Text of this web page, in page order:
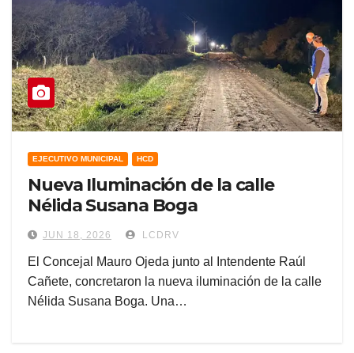
EJECUTIVO MUNICIPAL HCD
Nueva Iluminación de la calle
Nélida Susana Boga
JUN 18, 2026 LCDRV
El Concejal Mauro Ojeda junto al Intendente Raúl
Cañete, concretaron la nueva iluminación de la calle
Nélida Susana Boga. Una…